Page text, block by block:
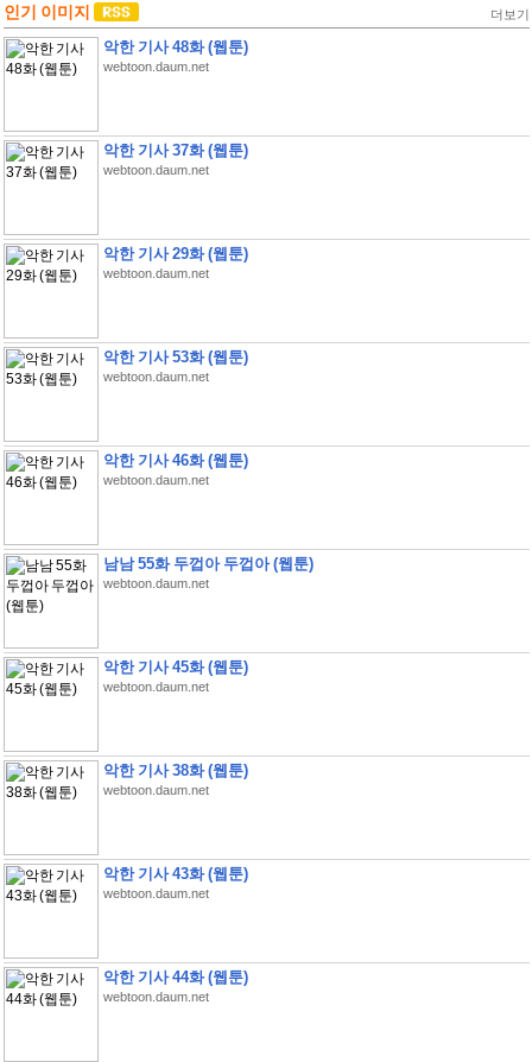
인기 이미지 더보기
악한 기사 48화 (웹툰)
webtoon.daum.net
악한 기사 37화 (웹툰)
webtoon.daum.net
악한 기사 29화 (웹툰)
webtoon.daum.net
악한 기사 53화 (웹툰)
webtoon.daum.net
악한 기사 46화 (웹툰)
webtoon.daum.net
남남 55화 두껍아 두껍아 (웹툰)
webtoon.daum.net
악한 기사 45화 (웹툰)
webtoon.daum.net
악한 기사 38화 (웹툰)
webtoon.daum.net
악한 기사 43화 (웹툰)
webtoon.daum.net
악한 기사 44화 (웹툰)
webtoon.daum.net